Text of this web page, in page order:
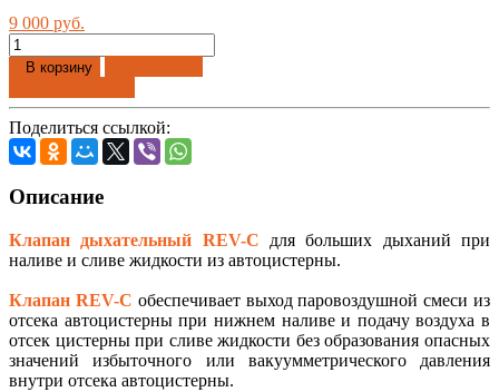
9 000 руб.
В корзину
Поделиться ссылкой:
Описание
Клапан дыхательный REV-C для больших дыханий при
наливе и сливе жидкости из автоцистерны.
Клапан REV-C обеспечивает выход паровоздушной смеси из
отсека автоцистерны при нижнем наливе и подачу воздуха в
отсек цистерны при сливе жидкости без образования опасных
значений избыточного или вакуумметрического давления
внутри отсека автоцистерны.